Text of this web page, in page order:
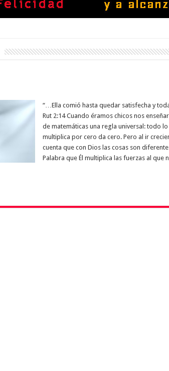
“…Ella comió hasta quedar satisfecha y
Rut 2:14 Cuando éramos chicos nos
de matemáticas una regla universal: todo lo
multiplica por cero da cero. Pero al ir
cuenta que con Dios las cosas son
Palabra que Él multiplica las fuerzas al que